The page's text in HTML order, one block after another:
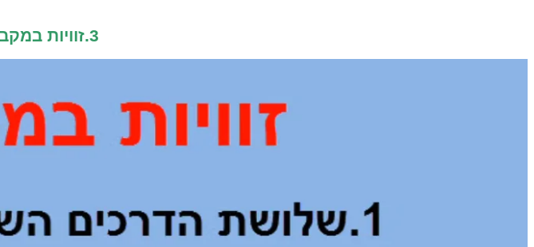
3.זוויות במקבילית